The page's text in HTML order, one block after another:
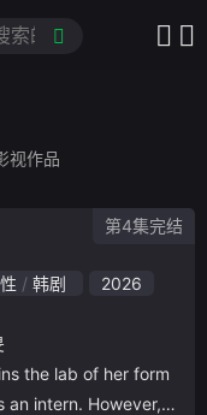
视作品
韩剧
2026
an intern. However, Y
第4集完结